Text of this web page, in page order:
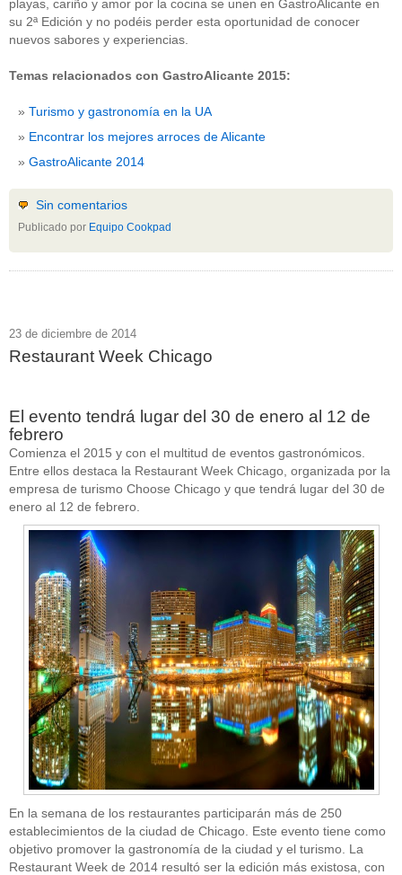
playas, cariño y amor por la cocina se unen en GastroAlicante en
su 2ª Edición y no podéis perder esta oportunidad de conocer
nuevos sabores y experiencias.
Temas relacionados con GastroAlicante 2015:
Turismo y gastronomía en la UA
Encontrar los mejores arroces de Alicante
GastroAlicante 2014
Sin comentarios
Publicado por Equipo Cookpad
23 de diciembre de 2014
Restaurant Week Chicago
El evento tendrá lugar del 30 de enero al 12 de
febrero
Comienza el 2015 y con el multitud de eventos gastronómicos.
Entre ellos destaca la Restaurant Week Chicago, organizada por la
empresa de turismo Choose Chicago y que tendrá lugar del 30 de
enero al 12 de febrero.
En la semana de los restaurantes participarán más de 250
establecimientos de la ciudad de Chicago. Este evento tiene como
objetivo promover la gastronomía de la ciudad y el turismo. La
Restaurant Week de 2014 resultó ser la edición más existosa, con